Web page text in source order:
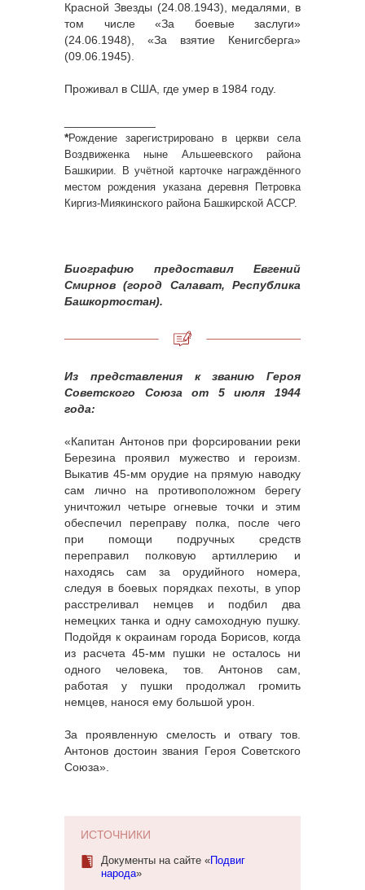
Красной Звезды (24.08.1943), медалями, в
том числе «За боевые заслуги»
(24.06.1948), «За взятие Кенигсберга»
(09.06.1945).
Проживал в США, где умер в 1984 году.
*Рождение зарегистрировано в церкви села
Воздвиженка ныне Альшеевского района
Башкирии. В учётной карточке награждённого
местом рождения указана деревня Петровка
Киргиз-Миякинского района Башкирской АССР.
Биографию предоставил Евгений
Смирнов (город Салават, Республика
Башкортостан).
Из представления к званию Героя
Советского Союза от 5 июля 1944
года:
«Капитан Антонов при форсировании реки
Березина проявил мужество и героизм.
Выкатив 45-мм орудие на прямую наводку
сам лично на противоположном берегу
уничтожил четыре огневые точки и этим
обеспечил переправу полка, после чего
при помощи подручных средств
переправил полковую артиллерию и
находясь сам за орудийного номера,
следуя в боевых порядках пехоты, в упор
расстреливал немцев и подбил два
немецких танка и одну самоходную пушку.
Подойдя к окраинам города Борисов, когда
из расчета 45-мм пушки не осталось ни
одного человека, тов. Антонов сам,
работая у пушки продолжал громить
немцев, нанося ему большой урон.
За проявленную смелость и отвагу тов.
Антонов достоин звания Героя Советского
Союза».
ИСТОЧНИКИ
Документы на сайте «Подвиг
народа»